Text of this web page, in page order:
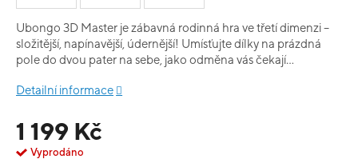
1 199 Kč
Vyprodáno
Ubongo 3D Master je zábavná rodinná hra ve třetí dimenzi –
složitější, napínavější, údernější! Umísťujte dílky na prázdná
pole do dvou pater na sebe, jako odměna vás čekají
obtížností zajistí lehký start a dlouhotrvající zábavu. V krabici
pytlík, kostku a 58 drahokamů.
Detailní informace